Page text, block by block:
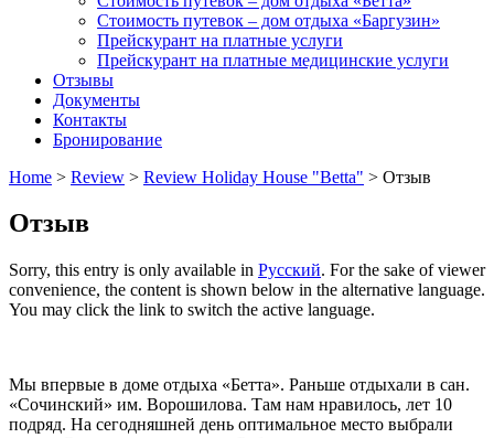
Стоимость путевок – дом отдыха «Баргузин»
Прейскурант на платные услуги
Прейскурант на платные медицинские услуги
Отзывы
Документы
Контакты
Бронирование
Home > Review > Review Holiday House "Betta" > Отзыв
Отзыв
Sorry, this entry is only available in Русский. For the sake of viewer
convenience, the content is shown below in the alternative language.
You may click the link to switch the active language.
Мы впервые в доме отдыха «Бетта». Раньше отдыхали в сан.
«Сочинский» им. Ворошилова. Там нам нравилось, лет 10
подряд. На сегодняшней день оптимальное место выбрали